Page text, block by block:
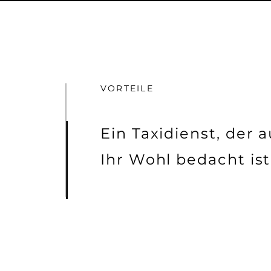
VORTEILE
Ein Taxidienst, der
Ihr Wohl bedacht